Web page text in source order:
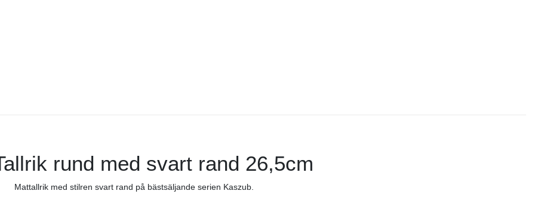
rund med svart rand 26,5cm
Mattallrik med stilren svart rand på bästsäljande serien Kaszub.